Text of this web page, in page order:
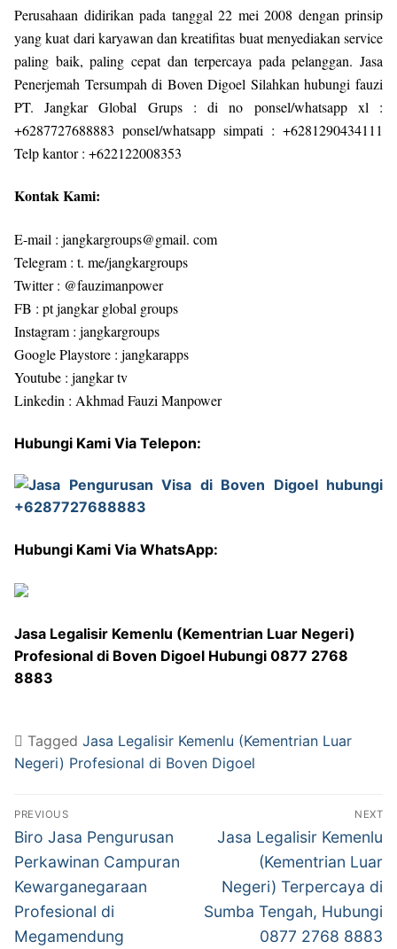
Perusahaan didirikan pada tanggal 22 mei 2008 dengan prinsip
yang kuat dari karyawan dan kreatifitas buat menyediakan service
paling baik, paling cepat dan terpercaya pada pelanggan. Jasa
Penerjemah Tersumpah di Boven Digoel Silahkan hubungi fauzi
PT. Jangkar Global Grups : di no ponsel/whatsapp xl :
+6287727688883 ponsel/whatsapp simpati : +6281290434111
Telp kantor : +622122008353
Kontak Kami:
E-mail : jangkargroups@gmail. com
Telegram : t. me/jangkargroups
Twitter : @fauzimanpower
FB : pt jangkar global groups
Instagram : jangkargroups
Google Playstore : jangkarapps
Youtube : jangkar tv
Linkedin : Akhmad Fauzi Manpower
Hubungi Kami Via Telepon:
Hubungi Kami Via WhatsApp:
Jasa Legalisir Kemenlu (Kementrian Luar Negeri)
Profesional di Boven Digoel Hubungi 0877 2768
8883
Tagged Jasa Legalisir Kemenlu (Kementrian Luar
Negeri) Profesional di Boven Digoel
Post
navigation
PREVIOUS
Previous
post:
Biro Jasa Pengurusan
Perkawinan Campuran
Kewarganegaraan
Profesional di
Megamendung
NEXT
Next
Jasa Legalisir Kemenlu
(Kementrian Luar
Negeri) Terpercaya di
Sumba Tengah, Hubungi
0877 2768 8883